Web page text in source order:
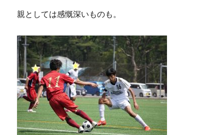
親としては感慨深いものも。